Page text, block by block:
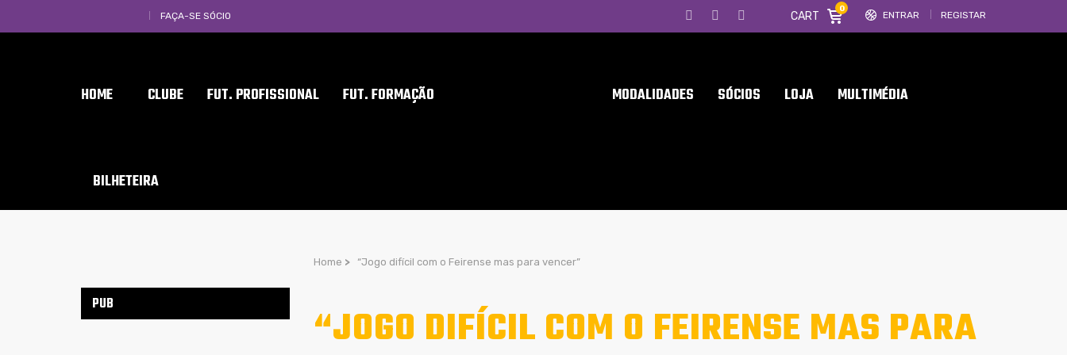
FAÇA-SE SÓCIO ENTRAR REGISTAR
CART
0
HOME CLUBE FUT. PROFISSIONAL FUT. FORMAÇÃO MODALIDADES SÓCIOS LOJA MULTIMÉDIA
BILHETEIRA
Home > “Jogo difícil com o Feirense mas para vencer”
“JOGO DIFÍCIL COM O FEIRENSE MAS PARA
PUB